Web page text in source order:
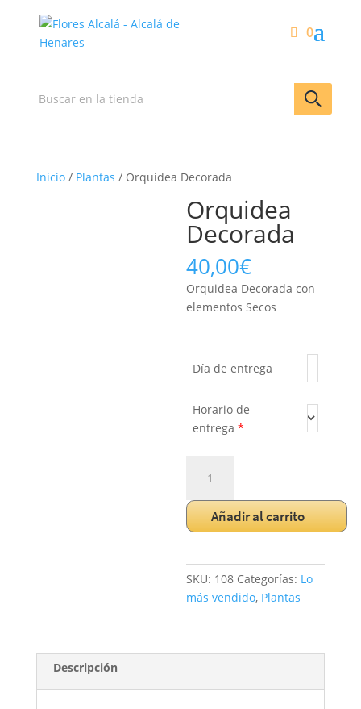
0
Inicio/ Plantas / Orquidea Decorada
Orquidea
Decorada
40,00€
Orquidea Decorada con
elementos Secos
Día de entrega
Horario de
entrega*
Decorada
cantidad
Añadir al carrito
SKU: 108 Categorías: Lo
más vendido, Plantas
Descripción